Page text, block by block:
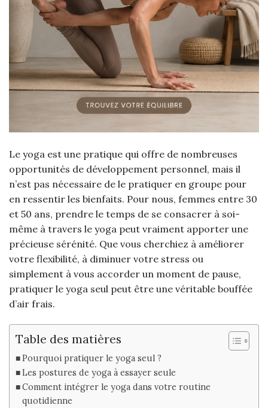
Le yoga est une pratique qui offre de nombreuses
opportunités de développement personnel, mais il
n’est pas nécessaire de le pratiquer en groupe pour
en ressentir les bienfaits. Pour nous, femmes entre 30
et 50 ans, prendre le temps de se consacrer à soi-
même à travers le yoga peut vraiment apporter une
précieuse sérénité. Que vous cherchiez à améliorer
votre flexibilité, à diminuer votre stress ou
simplement à vous accorder un moment de pause,
pratiquer le yoga seul peut être une véritable bouffée
d’air frais.
Table des matières
Pourquoi pratiquer le yoga seul ?
Les postures de yoga à essayer seule
Comment intégrer le yoga dans votre routine
quotidienne